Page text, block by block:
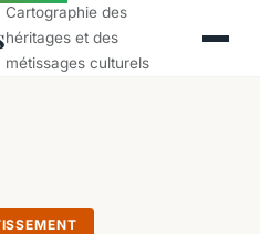
Cartographie des
héritages et des
métissages culturels